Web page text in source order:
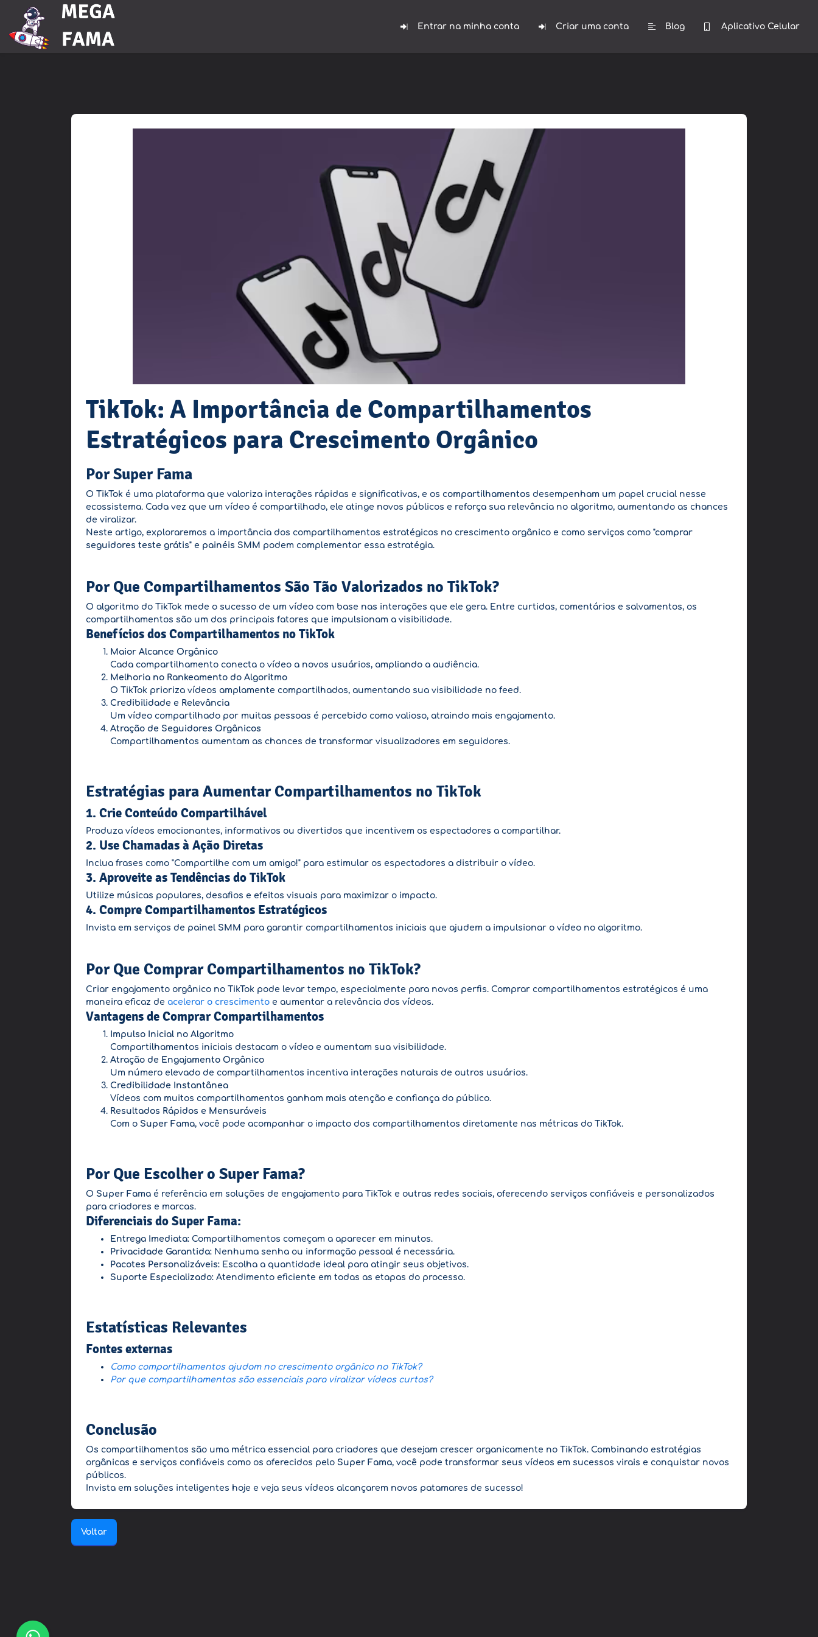
Entrar na minha conta Criar uma conta Blog Aplicativo Celular
TikTok: A Importância de Compartilhamentos
Estratégicos para Crescimento Orgânico
Por Super Fama
O TikTok é uma plataforma que valoriza interações rápidas e significativas, e os compartilhamentos desempenham um papel crucial nesse
ecossistema. Cada vez que um vídeo é compartilhado, ele atinge novos públicos e reforça sua relevância no algoritmo, aumentando as chances
de viralizar.
Neste artigo, exploraremos a importância dos compartilhamentos estratégicos no crescimento orgânico e como serviços como "comprar
seguidores teste grátis" e painéis SMM podem complementar essa estratégia.
Por Que Compartilhamentos São Tão Valorizados no TikTok?
O algoritmo do TikTok mede o sucesso de um vídeo com base nas interações que ele gera. Entre curtidas, comentários e salvamentos, os
compartilhamentos são um dos principais fatores que impulsionam a visibilidade.
Benefícios dos Compartilhamentos no TikTok
Maior Alcance Orgânico
Cada compartilhamento conecta o vídeo a novos usuários, ampliando a audiência.
Melhoria no Rankeamento do Algoritmo
O TikTok prioriza vídeos amplamente compartilhados, aumentando sua visibilidade no feed.
Credibilidade e Relevância
Um vídeo compartilhado por muitas pessoas é percebido como valioso, atraindo mais engajamento.
Atração de Seguidores Orgânicos
Compartilhamentos aumentam as chances de transformar visualizadores em seguidores.
Estratégias para Aumentar Compartilhamentos no TikTok
1. Crie Conteúdo Compartilhável
Produza vídeos emocionantes, informativos ou divertidos que incentivem os espectadores a compartilhar.
2. Use Chamadas à Ação Diretas
Inclua frases como "Compartilhe com um amigo!" para estimular os espectadores a distribuir o vídeo.
3. Aproveite as Tendências do TikTok
Utilize músicas populares, desafios e efeitos visuais para maximizar o impacto.
4. Compre Compartilhamentos Estratégicos
Invista em serviços de painel SMM para garantir compartilhamentos iniciais que ajudem a impulsionar o vídeo no algoritmo.
Por Que Comprar Compartilhamentos no TikTok?
Criar engajamento orgânico no TikTok pode levar tempo, especialmente para novos perfis. Comprar compartilhamentos estratégicos é uma
maneira eficaz de acelerar o crescimento e aumentar a relevância dos vídeos.
Vantagens de Comprar Compartilhamentos
Impulso Inicial no Algoritmo
Compartilhamentos iniciais destacam o vídeo e aumentam sua visibilidade.
Atração de Engajamento Orgânico
Um número elevado de compartilhamentos incentiva interações naturais de outros usuários.
Credibilidade Instantânea
Vídeos com muitos compartilhamentos ganham mais atenção e confiança do público.
Resultados Rápidos e Mensuráveis
Com o Super Fama, você pode acompanhar o impacto dos compartilhamentos diretamente nas métricas do TikTok.
Por Que Escolher o Super Fama?
O Super Fama é referência em soluções de engajamento para TikTok e outras redes sociais, oferecendo serviços confiáveis e personalizados
para criadores e marcas.
Diferenciais do Super Fama:
Entrega Imediata: Compartilhamentos começam a aparecer em minutos.
Privacidade Garantida: Nenhuma senha ou informação pessoal é necessária.
Pacotes Personalizáveis: Escolha a quantidade ideal para atingir seus objetivos.
Suporte Especializado: Atendimento eficiente em todas as etapas do processo.
Estatísticas Relevantes
Fontes externas
Como compartilhamentos ajudam no crescimento orgânico no TikTok?
Por que compartilhamentos são essenciais para viralizar vídeos curtos?
Conclusão
Os compartilhamentos são uma métrica essencial para criadores que desejam crescer organicamente no TikTok. Combinando estratégias
orgânicas e serviços confiáveis como os oferecidos pelo Super Fama, você pode transformar seus vídeos em sucessos virais e conquistar novos
públicos.
Invista em soluções inteligentes hoje e veja seus vídeos alcançarem novos patamares de sucesso!
Voltar